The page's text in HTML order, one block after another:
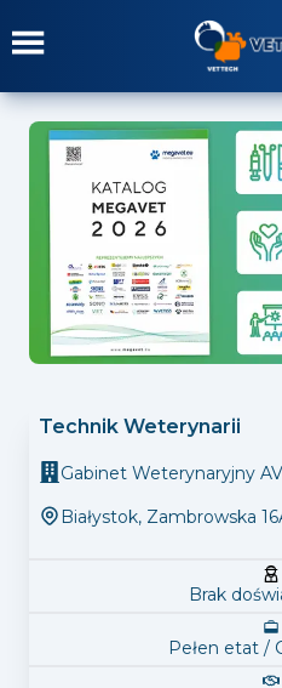
Technik Weterynarii
Gabinet Weterynaryjny
Białystok, Zambrowska
Brak
Pełen etat /